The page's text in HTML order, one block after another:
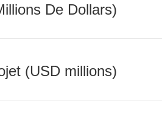
De Dollars)
(USD millions)